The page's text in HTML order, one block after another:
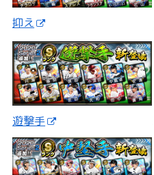
抑え
遊撃手